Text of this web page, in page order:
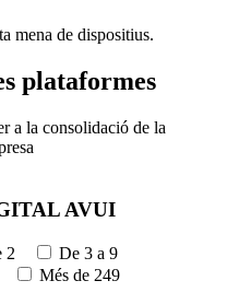
mena de dispositius.
plataformes
a la consolidació de la
AVUI
2
De 3 a 9
Més de 249